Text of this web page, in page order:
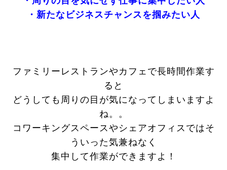
・新たなビジネスチャンスを掴みたい人
ファミリーレストランやカフェで長時間作業す
ると
どうしても周りの目が気になってしまいますよ
ね。。
コワーキングスペースやシェアオフィスではそ
ういった気兼ねなく
集中して作業ができますよ！